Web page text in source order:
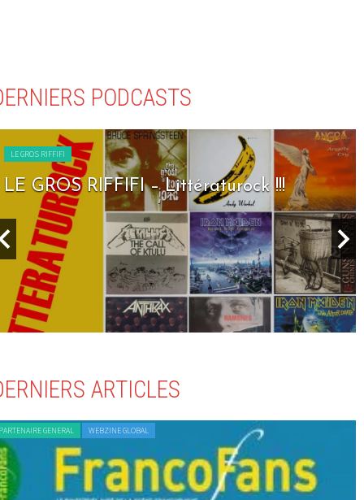
PODCASTS
LE GROS RIFFIFI
LE GROS RIFFIFI – Seven Days To Rock
ARTICLES
GENERAL WEBZINE GLOBAL